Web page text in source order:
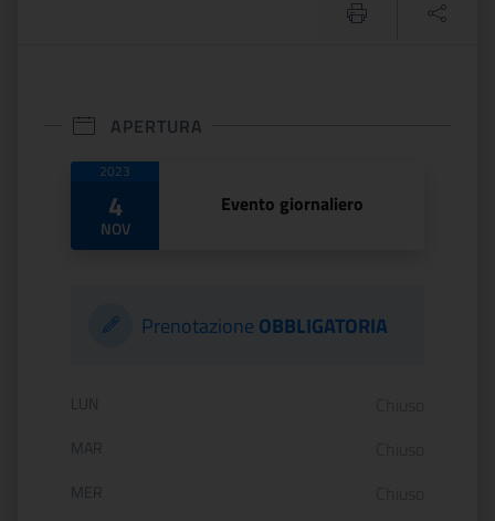
APERTURA
Date di apertura
2023
4
NOV
Evento giornaliero
Prenotazione OBBLIGATORIA
Orario di apertura:
LUN
MAR
MER